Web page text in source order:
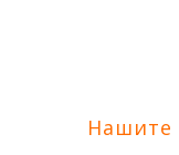
Нашите